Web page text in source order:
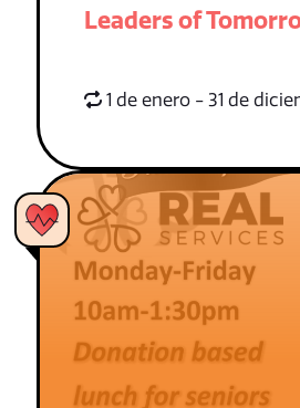
Leaders of
1 de enero - 31 de